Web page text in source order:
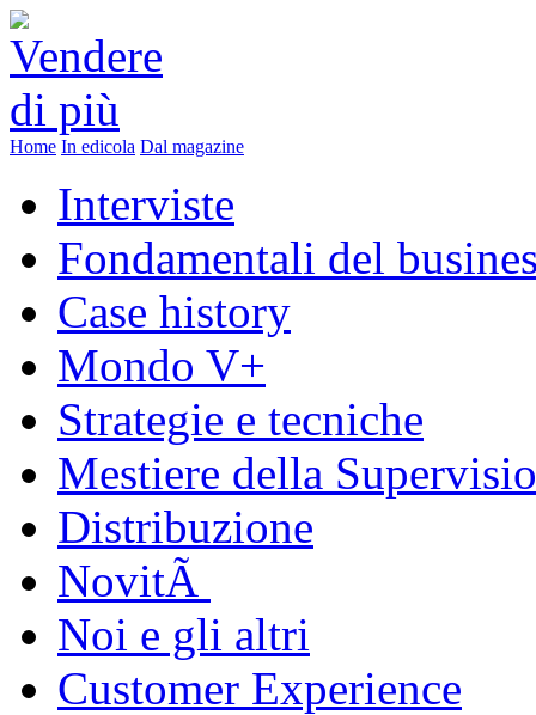
Home In edicola Dal magazine
Interviste
Fondamentali del
Case history
Mondo V+
Strategie e tecniche
Mestiere della
Distribuzione
NovitÃ
Noi e gli altri
Customer Experience